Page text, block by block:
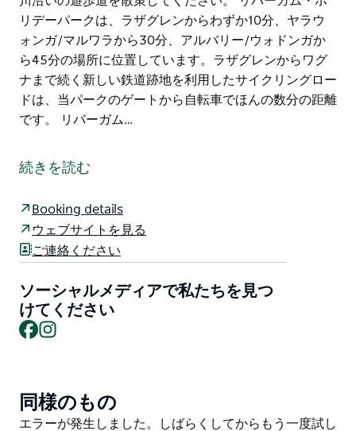
リデーパークは、ラザグレンからわずか10分、ヤラウ
ォンガ/マルワラから30分、アルバリー/ウォドンガか
ら45分の場所に位置しています。ラザグレンからワグ
ナまで続く新しい鉄道跡地を利用したサイクリングロー
ドは、当パークのゲートから自転車でほんの数分の距離
です。 リバーガム…
ワイナリーとビクトリア州北東部のグルメ地帯の中心に
位置する最高のホリデーパークを発見してください。
ゆったりとした週末を過ごしたいご家族連れに朗報で
す。
リバーガム・ホリデーパークでは、豪華なプール付きコ
ン・モーターホームサイト、そして素晴らしい川沿いの
ブッシュキャンプエリアなど、様々なタイプの宿泊施設
をご用意しています。
ロメートルにわたるマレー川沿いの遊歩道を散策してく
ださい。
続きを読む
Booking details
ウェブサイトを見る
ご連絡ください
ソーシャルメディアで私たちを見つ
けてください
Facebook
Product
List
同様のもの
Product
エラーが発生しました。しばらくしてからもう一度試し